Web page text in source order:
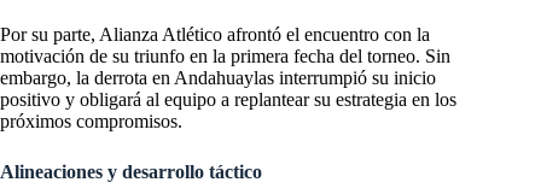
Por su parte, Alianza Atlético afrontó el encuentro con la
motivación de su triunfo en la primera fecha del torneo. Sin
embargo, la derrota en Andahuaylas interrumpió su inicio
positivo y obligará al equipo a replantear su estrategia en los
próximos compromisos.
Alineaciones y desarrollo táctico